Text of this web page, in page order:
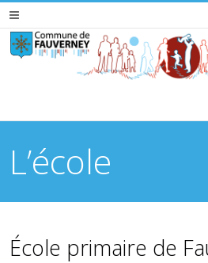
L’école
École primaire de